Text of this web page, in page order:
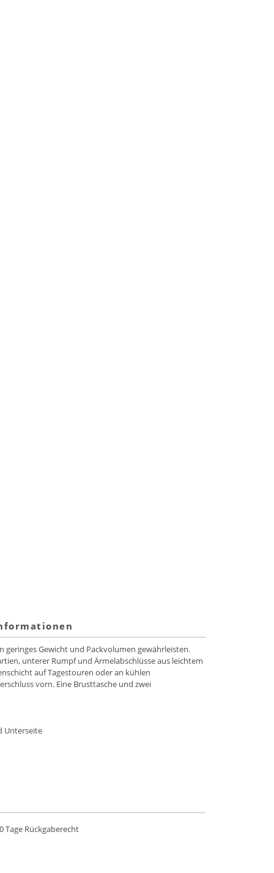
Gewicht und Packvolumen gewährleisten.
unterer Rumpf und Ärmelabschlüsse aus leichtem
auf Tagestouren oder an kühlen
vorn. Eine Brusttasche und zwei
Unterseite
Tage Rückgaberecht